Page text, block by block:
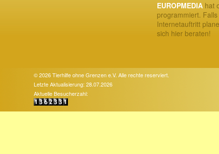
EUROPMEDIA hat
programmiert.
Internetauftritt
sich hier beraten!
© 2026 Tierhilfe ohne Grenzen e.V. Alle rechte reserviert.
Letzte Aktualisierung: 28.07.2026
Aktuelle Besucherzahl: